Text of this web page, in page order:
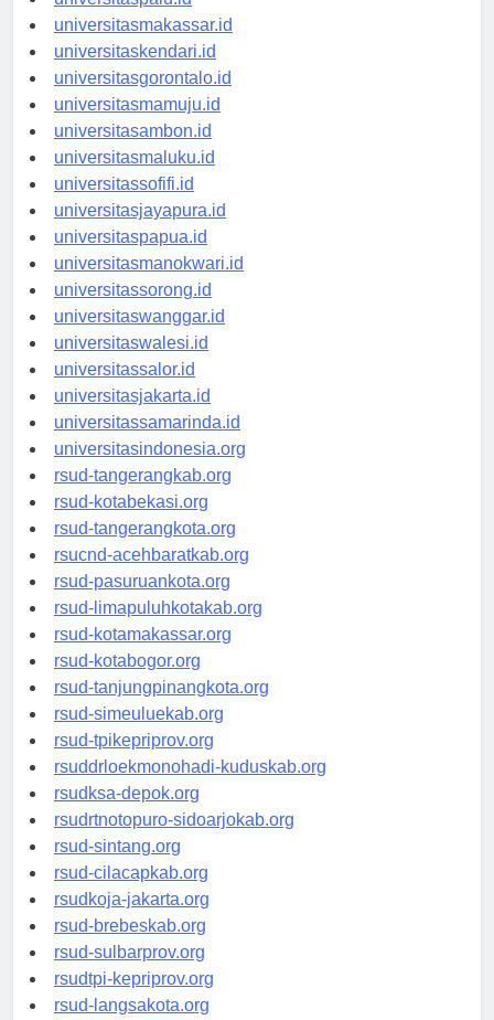
universitaspalu.id
universitasmakassar.id
universitaskendari.id
universitasgorontalo.id
universitasmamuju.id
universitasambon.id
universitasmaluku.id
universitassofifi.id
universitasjayapura.id
universitaspapua.id
universitasmanokwari.id
universitassorong.id
universitaswanggar.id
universitaswalesi.id
universitassalor.id
universitasjakarta.id
universitassamarinda.id
universitasindonesia.org
rsud-tangerangkab.org
rsud-kotabekasi.org
rsud-tangerangkota.org
rsucnd-acehbaratkab.org
rsud-pasuruankota.org
rsud-limapuluhkotakab.org
rsud-kotamakassar.org
rsud-kotabogor.org
rsud-tanjungpinangkota.org
rsud-simeuluekab.org
rsud-tpikepriprov.org
rsuddrloekmonohadi-kuduskab.org
rsudksa-depok.org
rsudrtnotopuro-sidoarjokab.org
rsud-sintang.org
rsud-cilacapkab.org
rsudkoja-jakarta.org
rsud-brebeskab.org
rsud-sulbarprov.org
rsudtpi-kepriprov.org